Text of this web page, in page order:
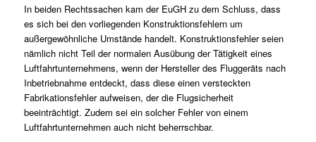
In beiden Rechtssachen kam der EuGH zu dem Schluss, dass
es sich bei den vorliegenden Konstruktionsfehlern um
außergewöhnliche Umstände handelt. Konstruktionsfehler seien
nämlich nicht Teil der normalen Ausübung der Tätigkeit eines
Luftfahrtunternehmens, wenn der Hersteller des Fluggeräts nach
Inbetriebnahme entdeckt, dass diese einen versteckten
Fabrikationsfehler aufweisen, der die Flugsicherheit
beeinträchtigt. Zudem sei ein solcher Fehler von einem
Luftfahrtunternehmen auch nicht beherrschbar.